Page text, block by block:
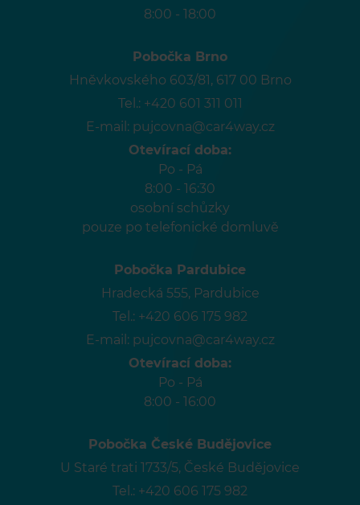
8:00 - 18:00
Pobočka Brno
Hněvkovského 603/81, 617 00 Brno
Tel.: +420 601 311 011
E-mail: pujcovna@car4way.cz
Otevírací doba:
Po - Pá
8:00 - 16:30
osobní schůzky
pouze po telefonické domluvě
Pobočka Pardubice
Hradecká 555, Pardubice
Tel.: +420 606 175 982
E-mail: pujcovna@car4way.cz
Otevírací doba:
Po - Pá
8:00 - 16:00
Pobočka České Budějovice
U Staré trati 1733/5, České Budějovice
Tel.: +420 606 175 982